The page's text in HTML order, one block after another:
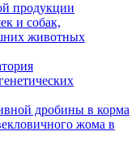
продукции
и собак,
животных
дробины в корма
жома в